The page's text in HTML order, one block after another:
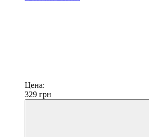
Цена:
329 грн